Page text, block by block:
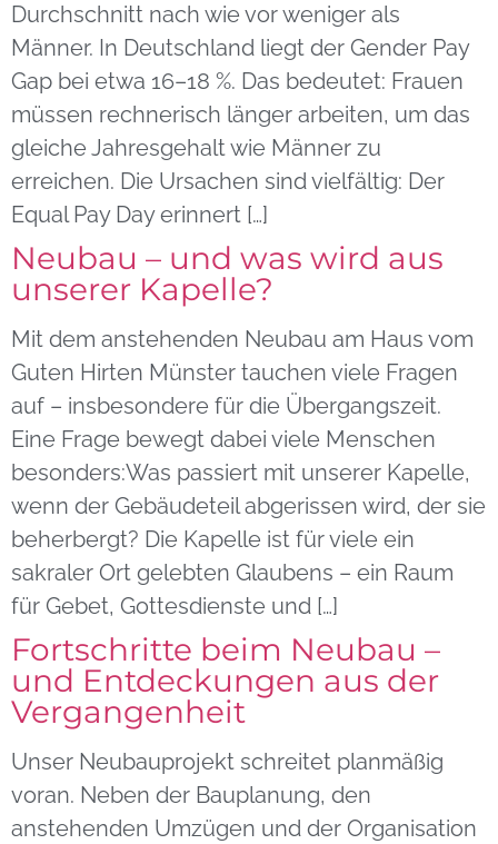
Durchschnitt nach wie vor weniger als
Männer. In Deutschland liegt der Gender Pay
Gap bei etwa 16–18 %. Das bedeutet: Frauen
müssen rechnerisch länger arbeiten, um das
gleiche Jahresgehalt wie Männer zu
erreichen. Die Ursachen sind vielfältig: Der
Equal Pay Day erinnert […]
Neubau – und was wird aus
unserer Kapelle?
Mit dem anstehenden Neubau am Haus vom
Guten Hirten Münster tauchen viele Fragen
auf – insbesondere für die Übergangszeit.
Eine Frage bewegt dabei viele Menschen
besonders:Was passiert mit unserer Kapelle,
wenn der Gebäudeteil abgerissen wird, der sie
beherbergt? Die Kapelle ist für viele ein
sakraler Ort gelebten Glaubens – ein Raum
für Gebet, Gottesdienste und […]
Fortschritte beim Neubau –
und Entdeckungen aus der
Vergangenheit
Unser Neubauprojekt schreitet planmäßig
voran. Neben der Bauplanung, den
anstehenden Umzügen und der Organisation